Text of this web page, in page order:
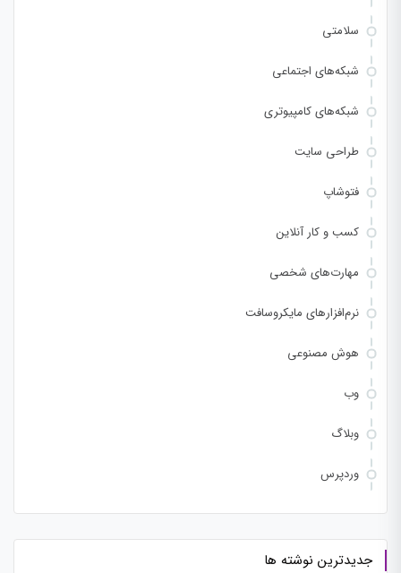
سلامتی
شبکه‌های اجتماعی
شبکه‌های کامپیوتری
طراحی سایت
فتوشاپ
کسب و کار آنلاین
مهارت‌های شخصی
نرم‌افزارهای مایکروسافت
هوش مصنوعی
وب
وبلاگ
وردپرس
جدیدترین نوشته ها